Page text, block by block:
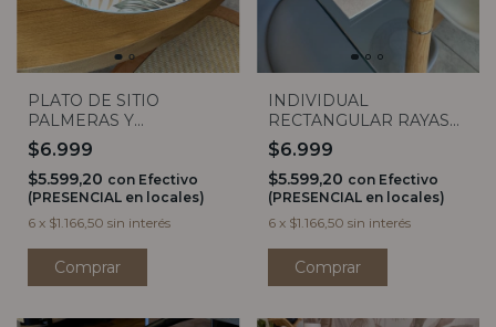
PLATO DE SITIO
PALMERAS Y
HELECHOS
$6.999
$5.599,20 con Efectivo
(PRESENCIAL en locales)
6 x $1.166,50 sin interés
INDIVIDUAL
RECTANGULAR RAYAS
GRIS
$6.999
$5.599,20 con Efectivo
(PRESENCIAL en locales)
6 x $1.166,50 sin interés